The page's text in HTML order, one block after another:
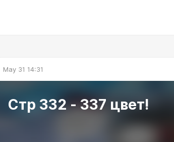
May 31 14:31
Стр 332 - 337 цвет!